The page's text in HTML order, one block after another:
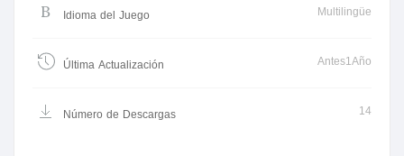
Idioma del Juego Multilingüe
Última Actualización Antes1Año
Número de Descargas 14